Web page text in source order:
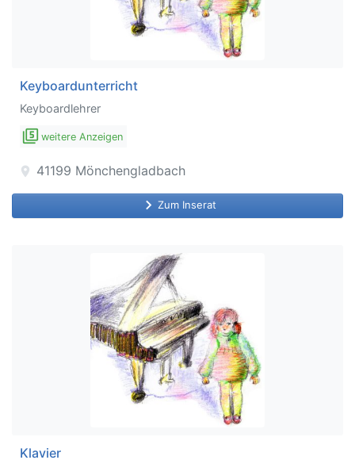
Keyboardunterricht
Keyboardlehrer
filter_5 weitere Anzeigen
location_on 41199 Mönchengladbach
keyboard_arrow_right Zum Inserat
Klavier